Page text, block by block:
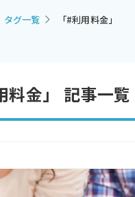
タグ一覧 「#利用料金」
料金」 記事一覧